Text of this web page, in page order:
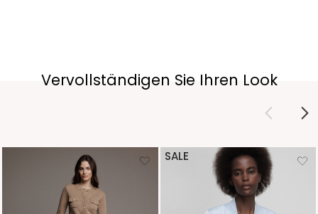
Vervollständigen Sie Ihren Look
SALE